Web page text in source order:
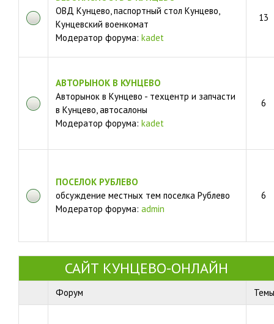
ОВД Кунцево, паспортный стол Кунцево,
Кунцевский военкомат
Модератор форума: kadet
13
АВТОРЫНОК В КУНЦЕВО
Авторынок в Кунцево - техцентр и запчасти
в Кунцево, автосалоны
Модератор форума: kadet
6
ПОСЕЛОК РУБЛЕВО
обсуждение местных тем поселка Рублево
Модератор форума: admin
6
САЙТ КУНЦЕВО-ОНЛАЙН
Форум Темы